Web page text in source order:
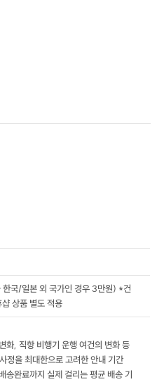
한국/일본 외 국가인 경우 3만원) *건
상품 별도 적용
화, 직항 비행기 운행 여건의 변화 등
정을 최대한으로 고려한 안내 기간
송완료까지 실제 걸리는 평균 배송 기